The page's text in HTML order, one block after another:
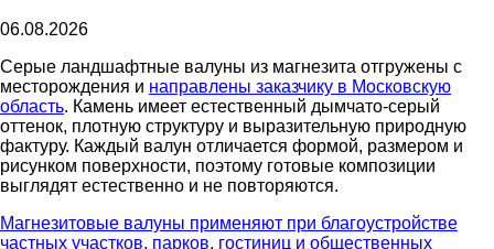
06.08.2026
Серые ландшафтные валуны из магнезита отгружены с
месторождения и направлены заказчику в Московскую
область. Камень имеет естественный дымчато-серый
оттенок, плотную структуру и выразительную природную
фактуру. Каждый валун отличается формой, размером и
рисунком поверхности, поэтому готовые композиции
выглядят естественно и не повторяются.
Магнезитовые валуны применяют при благоустройстве
частных участков, парков, гостиниц и общественных